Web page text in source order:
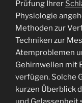
Prüfung Ihrer
Physiologie
Methoden zur
Techniken zur
Atemproblemen
Gehirnwellen mit
verfügen. Solche
kurzen Überblick